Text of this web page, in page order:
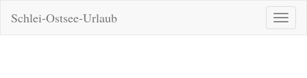
ein-/
Schlei-Ostsee-Urlaub